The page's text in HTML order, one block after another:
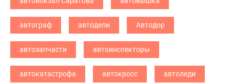
автограф автодели Автодор
автозапчасти автоинспекторы
автокатастрофа автокросс автоледи